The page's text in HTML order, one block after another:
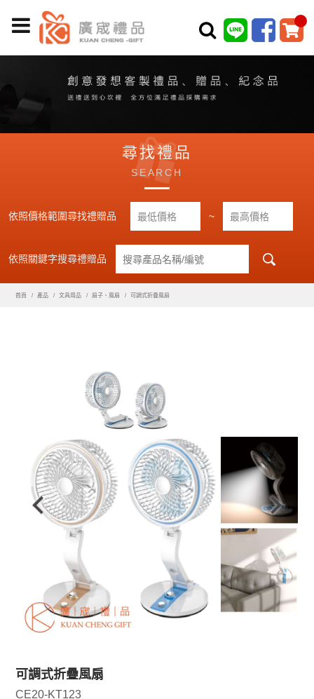
尋找禮品
SEARCH
依照價格範圍尋找禮贈品 ~
依照關鍵字搜尋禮贈品
首頁 產品 文具用品 扇子、風扇 可調式折疊風扇
可調式折疊風扇
CE20-KT123